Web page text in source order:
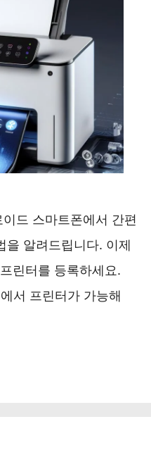
드 스마트폰에서 간편
을 알려드립니다. 이제
린터를 등록하세요.
서 프린터가 가능해